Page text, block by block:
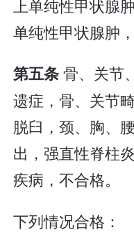
上单纯性甲状腺
单纯性甲状腺肿
第五条骨、关节
遗症，骨、关节
脱臼，颈、胸、
出，强直性脊柱
疾病，不合格。
下列情况合格：